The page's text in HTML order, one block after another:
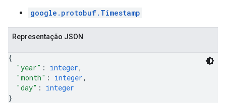
google.protobuf.Timestamp
Representação JSON
{
"year" : integer,
"month" : integer,
"day" : integer
}